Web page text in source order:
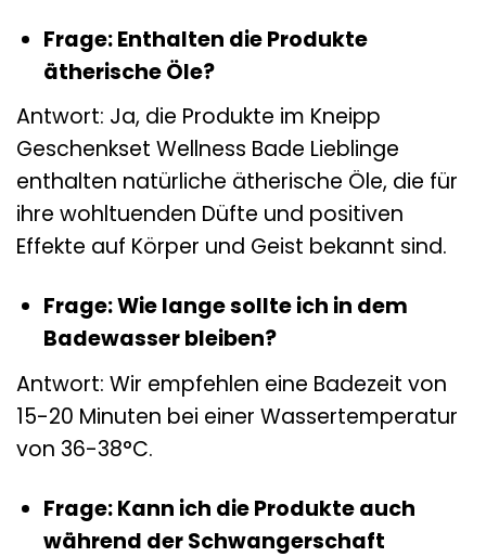
Frage: Enthalten die Produkte
ätherische Öle?
Antwort: Ja, die Produkte im Kneipp
Geschenkset Wellness Bade Lieblinge
enthalten natürliche ätherische Öle, die für
ihre wohltuenden Düfte und positiven
Effekte auf Körper und Geist bekannt sind.
Frage: Wie lange sollte ich in dem
Badewasser bleiben?
Antwort: Wir empfehlen eine Badezeit von
15-20 Minuten bei einer Wassertemperatur
von 36-38°C.
Frage: Kann ich die Produkte auch
während der Schwangerschaft